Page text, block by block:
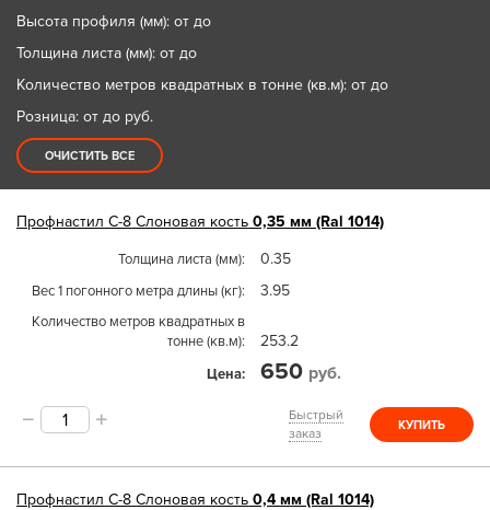
Высота профиля (мм): от до
Толщина листа (мм): от до
Количество метров квадратных в тонне (кв.м): от до
Розница: от до руб.
ОЧИСТИТЬ ВСЕ
Профнастил С-8 Слоновая кость 0,35 мм (Ral 1014)
Толщина листа (мм) 0.35
Вес 1 погонного метра длины (кг) 3.95
Количество метров квадратных в
тонне (кв.м)
253.2
Цена 650 руб.
Быстрый
заказ
КУПИТЬ
Профнастил С-8 Слоновая кость 0,4 мм (Ral 1014)